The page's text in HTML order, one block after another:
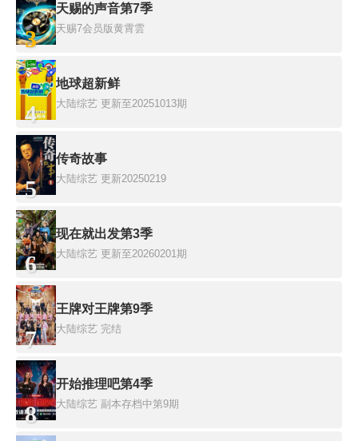
3
天赐的声音第7季
天赐7会员版黄霄雲
4
地球超新鲜
大陆综艺 更新至20251013期
5
传奇故事
大陆综艺 更新20250219
6
现在就出发第3季
大陆综艺 更新至20260201期
7
王牌对王牌第9季
大陆综艺 完结
8
开始推理吧第4季
大陆综艺 副本存档中第9期